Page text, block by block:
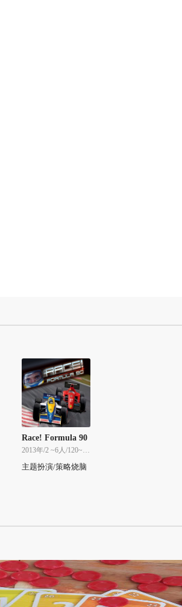
Race! Formula 90
2013年/2 ~6人/120~120分
主题扮演/策略烧脑